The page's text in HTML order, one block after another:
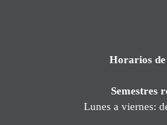
Horarios
Semestres
Lunes a viernes: